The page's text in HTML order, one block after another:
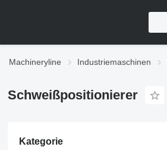
Machineryline Industriemaschinen
Schweißpositionierer
Kategorie